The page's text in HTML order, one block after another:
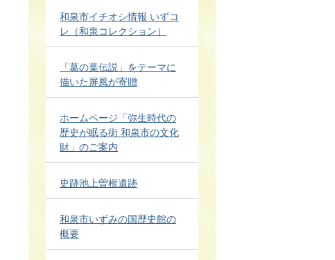
和泉市イチオシ情報 いずコ
レ（和泉コレクション）
「葛の葉伝説」をテーマに
描いた屏風が寄贈
ホームページ「弥生時代の
歴史が眠る街 和泉市の文化
財」のご案内
史跡池上曽根遺跡
和泉市いずみの国歴史館の
概要